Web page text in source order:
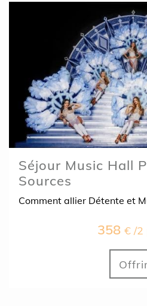
Séjour Music Hall
Sources
Comment allier Détente et
358 € /2